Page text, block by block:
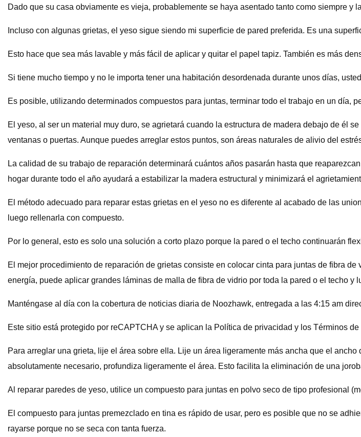
Dado que su casa obviamente es vieja, probablemente se haya asentado tanto como siempre y
Incluso con algunas grietas, el yeso sigue siendo mi superficie de pared preferida. Es una
Esto hace que sea más lavable y más fácil de aplicar y quitar el papel tapiz. También es más
Si tiene mucho tiempo y no le importa tener una habitación desordenada durante unos días,
Es posible, utilizando determinados compuestos para juntas, terminar todo el trabajo en un día,
El yeso, al ser un material muy duro, se agrietará cuando la estructura de madera debajo de él
ventanas o puertas. Aunque puedes arreglar estos puntos, son áreas naturales de alivio del
La calidad de su trabajo de reparación determinará cuántos años pasarán hasta que
hogar durante todo el año ayudará a estabilizar la madera estructural y minimizará el
El método adecuado para reparar estas grietas en el yeso no es diferente al acabado de las
luego rellenarla con compuesto.
Por lo general, esto es solo una solución a corto plazo porque la pared o el techo continuarán
El mejor procedimiento de reparación de grietas consiste en colocar cinta para juntas de fibra
energía, puede aplicar grandes láminas de malla de fibra de vidrio por toda la pared o el techo y
Manténgase al día con la cobertura de noticias diaria de Noozhawk, entregada a las 4:15 am
Este sitio está protegido por reCAPTCHA y se aplican la Política de privacidad y los Términos
Para arreglar una grieta, lije el área sobre ella. Lije un área ligeramente más ancha que el
absolutamente necesario, profundiza ligeramente el área. Esto facilita la eliminación de una
Al reparar paredes de yeso, utilice un compuesto para juntas en polvo seco de tipo profesional
El compuesto para juntas premezclado en tina es rápido de usar, pero es posible que no se
rayarse porque no se seca con tanta fuerza.